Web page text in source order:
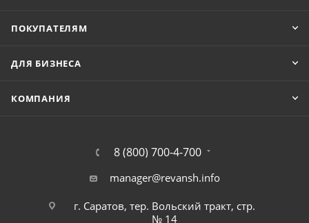
ПОКУПАТЕЛЯМ
ДЛЯ БИЗНЕСА
КОМПАНИЯ
8 (800) 700-4-700
manager@revansh.info
г. Саратов, тер. Вольский тракт, стр.
№ 14